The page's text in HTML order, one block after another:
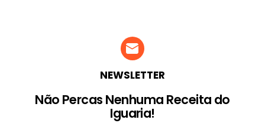
NEWSLETTER
Não Percas Nenhuma Receita do
Iguaria!